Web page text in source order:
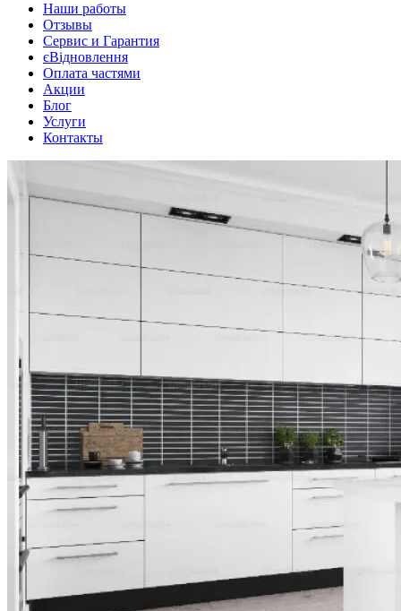
Наши работы
Отзывы
Сервис и Гарантия
єВідновлення
Оплата частями
Акции
Блог
Услуги
Контакты